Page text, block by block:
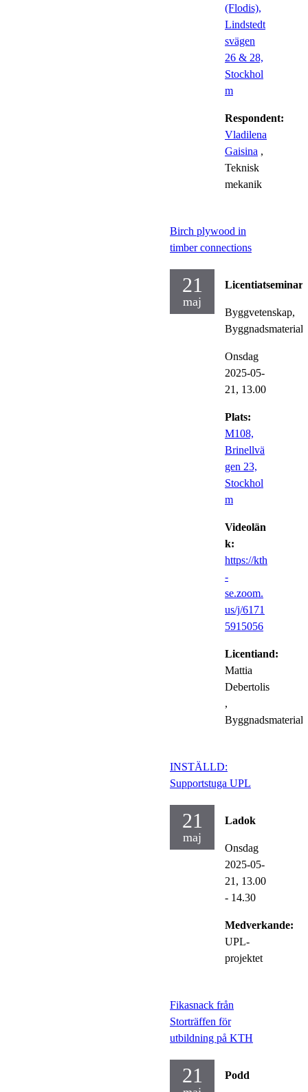
(Flodis),
Lindstedt
svägen
26 & 28,
Stockhol
m
Respondent:
Vladilena
Gaisina ,
Teknisk
mekanik
Birch plywood in
timber connections
21
maj
Byggvetenskap,
Byggnadsmaterial
Onsdag
2025-05-
21, 13.00
Plats:
M108,
Brinellvä
gen 23,
Stockhol
m
Videolän
k:
https://kth
-
se.zoom.
us/j/6171
5915056
Licentiand:
Mattia
Debertolis
,
Byggnadsmaterial
INSTÄLLD:
Supportstuga UPL
21
maj
Ladok
Onsdag
2025-05-
21, 13.00
- 14.30
Medverkande:
UPL-
projektet
Fikasnack från
Storträffen för
utbildning på KTH
21 Podd